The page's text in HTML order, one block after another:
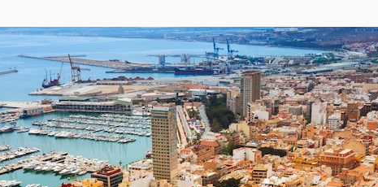
ス
エイティブ制作を導くためのプラ
ム。クリエイター、企業、代理
オを含む100万人以上が利用して
製品
Spaces
AI アシスタント
AI 画像生成ツール
はじめに
Academy
ドキュメント
サポート